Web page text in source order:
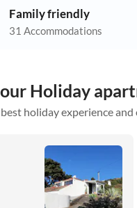
Family friendly
31 Accommodations
Holiday
holiday experience and